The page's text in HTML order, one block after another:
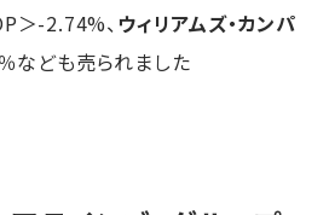
＞-2.74%、 ウィリアムズ・カンパ
なども売られました